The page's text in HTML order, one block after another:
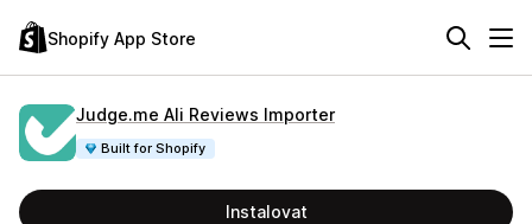
Shopify App Store
Judge.me Ali Reviews Importer
Built for Shopify
Instalovat